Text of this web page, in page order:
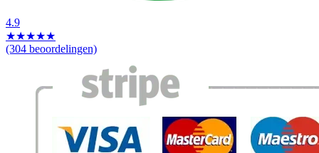
4.9
★★★★★
(304 beoordelingen)